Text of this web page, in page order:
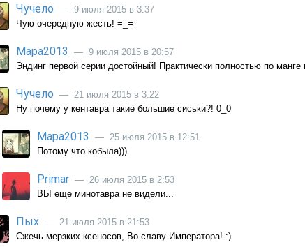
Чучело — 9 июля 2015 в 3:37
Чую очередную жесть! =_=
Мара2013
— 9 июля 2015 в 20:57
Эндинг первой серии достойный! Практически полностью по манге
Чучело — 21 июля 2015 в 3:22
Ну почему у кентавра такие большие сиськи?! 0_0
Мара2013
— 25 июля 2015 в 12:51
Потому что кобыла)))
Primar — 26 июля 2015 в 2:53
ВЫ еще минотавра не видели...
Пых — 21 июля 2015 в 21:53
Сжечь мерзких ксеносов, Во славу Императора! :)